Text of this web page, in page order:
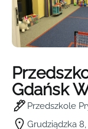
Gdańsk
Przedszkole
Grudziądzka